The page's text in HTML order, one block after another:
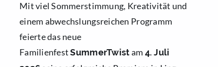
Mit viel Sommerstimmung, Kreativität und
einem abwechslungsreichen Programm
feierte das neue
FamilienfestSummerTwistam 4. Juli